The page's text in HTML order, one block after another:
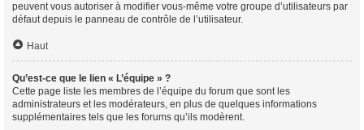
peuvent vous autoriser à modifier vous-même votre groupe d’utilisateurs par
défaut depuis le panneau de contrôle de l’utilisateur.
Haut
Qu’est-ce que le lien « L’équipe » ?
Cette page liste les membres de l’équipe du forum que sont les
administrateurs et les modérateurs, en plus de quelques informations
supplémentaires tels que les forums qu’ils modèrent.